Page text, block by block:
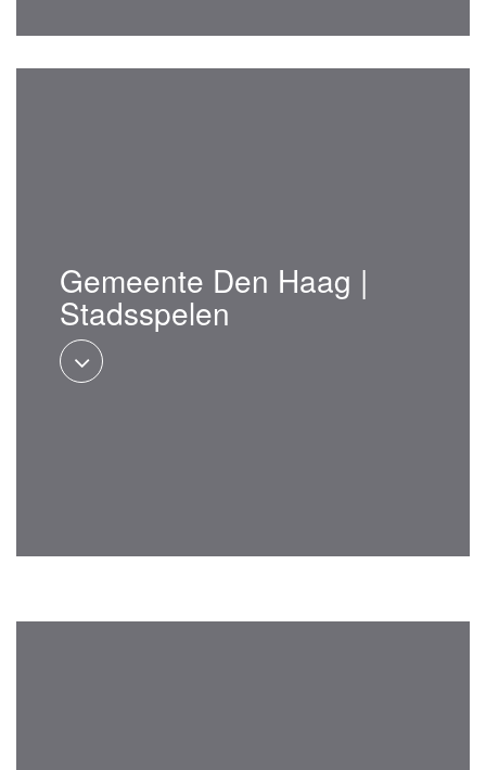
Gemeente Den Haag |
Stadsspelen